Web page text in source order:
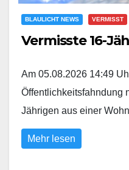
BLAULICHT NEWS VERMISST
Vermisste 16-
Am 05.08.2026 14:49
Öffentlichkeitsfahndung
Jährigen aus einer
Mehr lesen